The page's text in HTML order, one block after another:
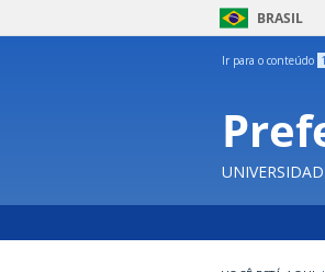
BRASIL
Ir para o conteúdo 1